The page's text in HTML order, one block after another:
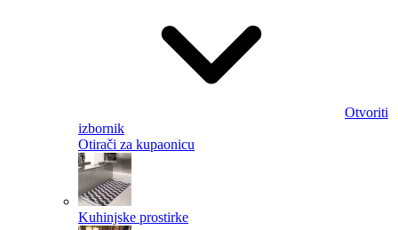
Otvoriti
izbornik
Otirači za kupaonicu
Kuhinjske prostirke